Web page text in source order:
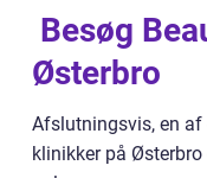
Besøg
Østerbro
Afslutningsvis, en
klinikker på Østerbro